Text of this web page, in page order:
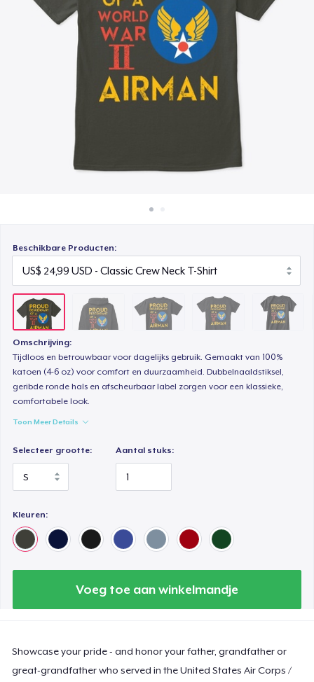
Verkoop overal
Verkoop alles
Beschikbare Producten:
Omschrijving:
Tijdloos en betrouwbaar voor dagelijks gebruik. Gemaakt van 100%
katoen (4-6 oz) voor comfort en duurzaamheid. Dubbelnaaldstiksel,
geribde ronde hals en afscheurbaar label zorgen voor een klassieke,
comfortabele look.
Toon Meer Details
Selecteer grootte: Aantal stuks:
Kleuren:
Voeg toe aan winkelmandje
Showcase your pride - and honor your father, grandfather or
great-grandfather who served in the United States Air Corps /
Triblend Tee
US$ 28,99
Women's Comfort Tee
US$ 25,99
US$ 18,99